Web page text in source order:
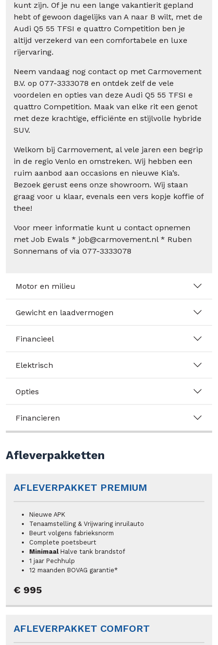
kunt zijn. Of je nu een lange vakantierit gepland
hebt of gewoon dagelijks van A naar B wilt, met de
Audi Q5 55 TFSI e quattro Competition ben je
altijd verzekerd van een comfortabele en luxe
rijervaring.
Neem vandaag nog contact op met Carmovement
B.V. op 077-3333078 en ontdek zelf de vele
voordelen en opties van deze Audi Q5 55 TFSI e
quattro Competition. Maak van elke rit een genot
met deze krachtige, efficiënte en stijlvolle hybride
SUV.
Welkom bij Carmovement, al vele jaren een begrip
in de regio Venlo en omstreken. Wij hebben een
ruim aanbod aan occasions en nieuwe Kia’s.
Bezoek gerust eens onze showroom. Wij staan
graag voor u klaar, evenals een vers kopje koffie of
thee!
Voor meer informatie kunt u contact opnemen
met Job Ewals * job@carmovement.nl * Ruben
Sonnemans of via 077-3333078
Motor en milieu
Gewicht en laadvermogen
Financieel
Elektrisch
Opties
Financieren
Afleverpakketten
AFLEVERPAKKET PREMIUM
Nieuwe APK
Tenaamstelling & Vrijwaring inruilauto
Beurt volgens fabrieksnorm
Complete poetsbeurt
MinimaalHalve tank brandstof
1 jaar Pechhulp
12 maanden BOVAG garantie*
€ 995
AFLEVERPAKKET COMFORT